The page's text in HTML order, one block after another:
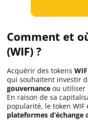
Comment et
(WIF) ?
Acquérir des tokens WIF
qui souhaitent investir
gouvernance ou utiliser
En raison de sa
popularité, le token
plateformes d’échange